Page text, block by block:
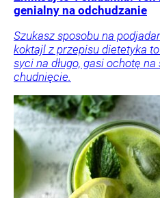
genialny na odchudzanie
Szukasz sposobu na
koktajl z przepisu dietetyka
syci na długo, gasi ochotę na
chudnięcie.